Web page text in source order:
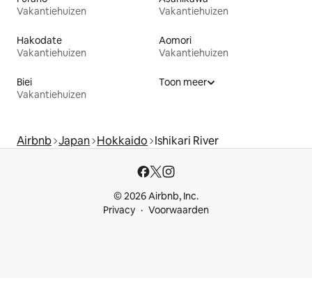
Vakantiehuizen
Vakantiehuizen
Hakodate
Vakantiehuizen
Aomori
Vakantiehuizen
Biei
Vakantiehuizen
Toon meer
Airbnb Japan Hokkaido Ishikari River
© 2026 Airbnb, Inc.
Privacy
Voorwaarden